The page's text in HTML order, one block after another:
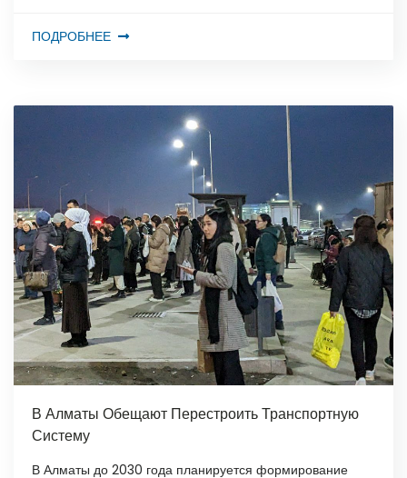
ПОДРОБНЕЕ
В Алматы Обещают Перестроить Транспортную
Систему
В Алматы до 2030 года планируется формирование